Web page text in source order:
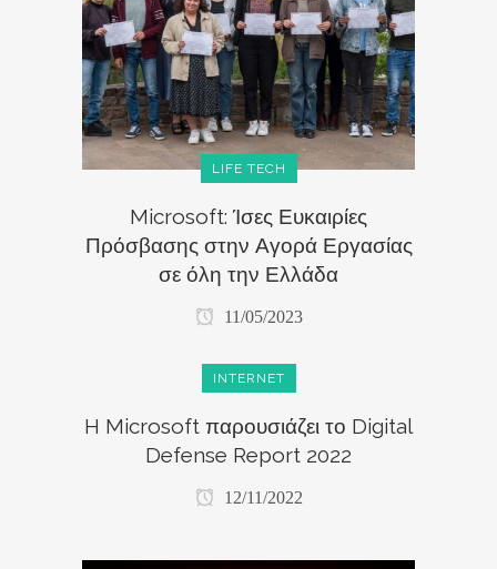
LIFE TECH
Microsoft: Ίσες Ευκαιρίες
Πρόσβασης στην Αγορά Εργασίας
σε όλη την Ελλάδα
11/05/2023
INTERNET
H Microsoft παρουσιάζει το Digital
Defense Report 2022
12/11/2022